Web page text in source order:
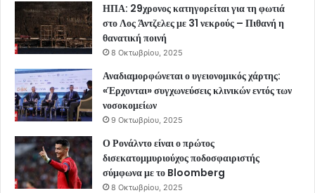
ΗΠΑ: 29χρονος κατηγορείται για τη φωτιά
στο Λος Άντζελες με 31 νεκρούς – Πιθανή η
θανατική ποινή
8 Οκτωβρίου, 2025
Αναδιαμορφώνεται ο υγειονομικός χάρτης:
«Έρχονται» συγχωνεύσεις κλινικών εντός των
νοσοκομείων
9 Οκτωβρίου, 2025
Ο Ρονάλντο είναι ο πρώτος
δισεκατομμυριούχος ποδοσφαιριστής
σύμφωνα με το Bloomberg
8 Οκτωβρίου, 2025